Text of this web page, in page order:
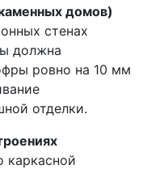
домов)
стенах
должна
ровно на 10 мм
отделки.
каркасной